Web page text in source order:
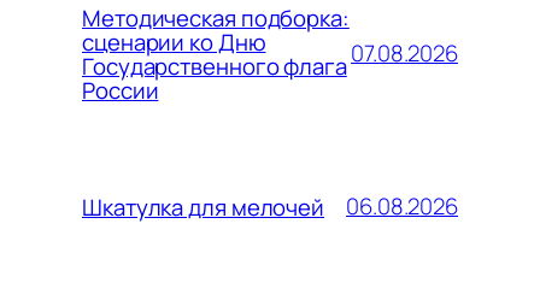
Методическая подборка:
сценарии ко Дню
Государственного флага
России
07.08.2026
Шкатулка для мелочей 06.08.2026